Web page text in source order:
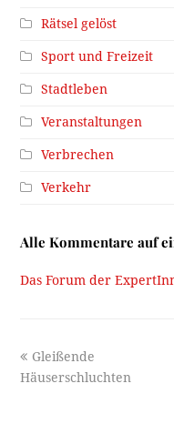
Rätsel gelöst
Sport und Freizeit
Stadtleben
Veranstaltungen
Verbrechen
Verkehr
Alle Kommentare auf
Das Forum der
previous
post:
Gleißende
Häuserschluchten